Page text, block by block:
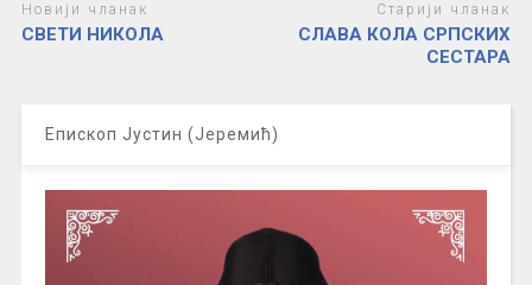
Новији чланак
СВЕТИ НИКОЛА
Старији чланак
СЛАВА КОЛА СРПСКИХ
СЕСТАРА
Епископ Јустин (Јеремић)